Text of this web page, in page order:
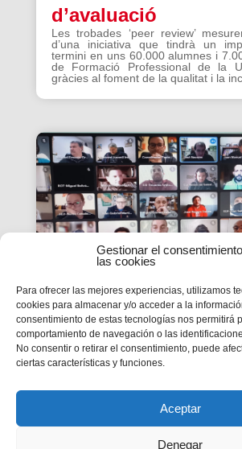
Gestionar el
las cookies
Para ofrecer las mejores experiencias, utilizamos
cookies para almacenar y/o acceder a la
consentimiento de estas tecnologías nos permitirá
comportamiento de navegación o las
No consentir o retirar el consentimiento, puede
ciertas características y funciones.
Aceptar
Denegar
d’avaluació
Les trobades ‘peer review’
d’una iniciativa que tindrà un
termini en uns 60.000 alumnes i
de Formació Professional de la
gràcies al foment de la qualitat i la
La
inicia el seu camí de
preparació
Tindran lloc durant el mes d’abril.